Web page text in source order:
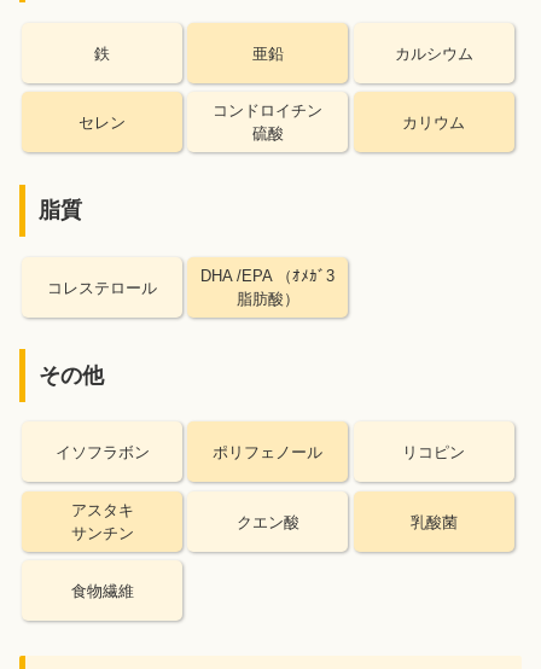
鉄 亜鉛 カルシウム
セレン
コンドロイチン
硫酸
カリウム
脂質
コレステロール
DHA /EPA （ｵﾒｶﾞ3
脂肪酸）
その他
イソフラボン ポリフェノール リコピン
アスタキ
サンチン
クエン酸 乳酸菌
食物繊維